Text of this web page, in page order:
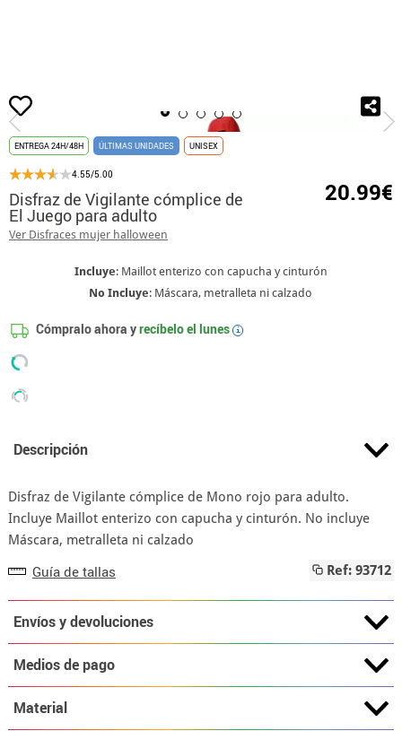
Inicio Disfraz de Vigilante cómplice de El Juego para
ENTREGA 24H/48H ÚLTIMAS UNIDADES UNISEX
4.55/5.00
Disfraz de Vigilante cómplice de
El Juego para adulto
Ver Disfraces mujer halloween
20.99€
Incluye: Maillot enterizo con capucha y cinturón
No Incluye: Máscara, metralleta ni calzado
Cómpralo ahora yrecíbelo el lunes i
Descripción
Disfraz de Vigilante cómplice de Mono rojo para adulto.
Incluye Maillot enterizo con capucha y cinturón. No incluye
Máscara, metralleta ni calzado
Guía de tallas Ref: 93712
Envíos y devoluciones
Medios de pago
Material